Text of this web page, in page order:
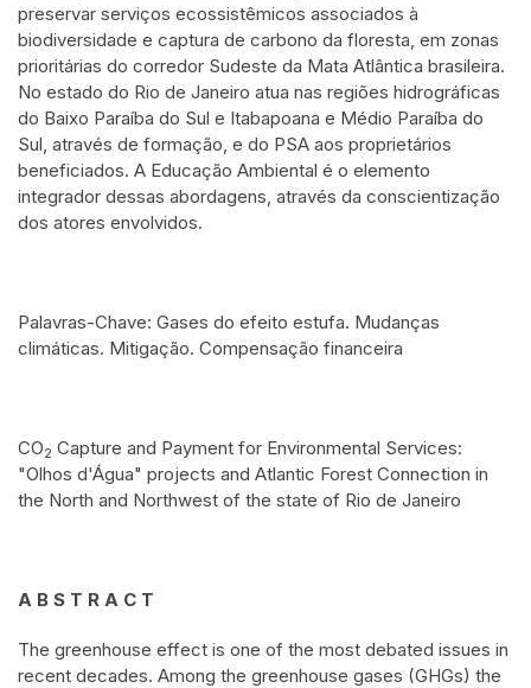
preservar serviços ecossistêmicos associados à
biodiversidade e captura de carbono da floresta, em zonas
prioritárias do corredor Sudeste da Mata Atlântica brasileira.
No estado do Rio de Janeiro atua nas regiões hidrográficas
do Baixo Paraíba do Sul e Itabapoana e Médio Paraíba do
Sul, através de formação, e do PSA aos proprietários
beneficiados. A Educação Ambiental é o elemento
integrador dessas abordagens, através da conscientização
dos atores envolvidos.
Palavras-Chave: Gases do efeito estufa. Mudanças
climáticas. Mitigação. Compensação financeira
CO2 Capture and Payment for Environmental Services:
"Olhos d'Água" projects and Atlantic Forest Connection in
the North and Northwest of the state of Rio de Janeiro
A B S T R A C T
The greenhouse effect is one of the most debated issues in
recent decades. Among the greenhouse gases (GHGs) the